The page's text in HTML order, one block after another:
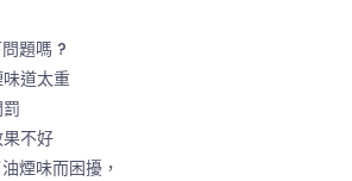
題嗎 ?
道太重
不好
煙味而困擾，